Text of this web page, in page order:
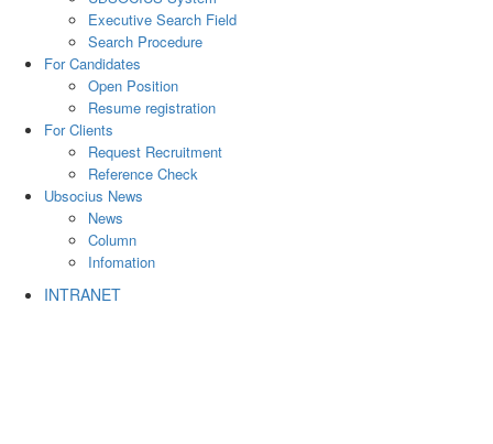
Executive Search Field
Search Procedure
For Candidates
Open Position
Resume registration
For Clients
Request Recruitment
Reference Check
Ubsocius News
News
Column
Infomation
INTRANET